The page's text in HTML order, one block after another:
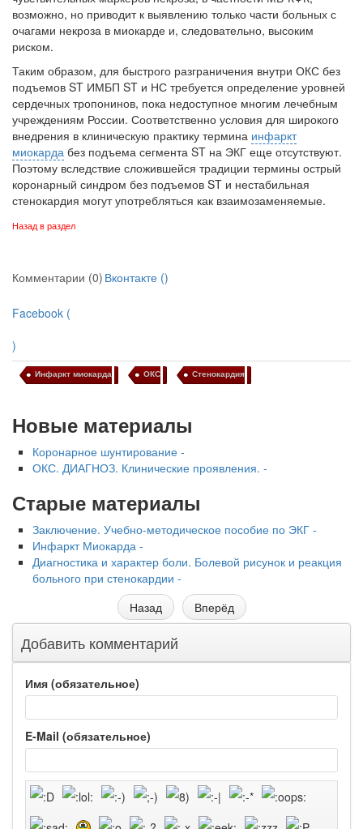
возможно, но приводит к выявлению только части больных с
очагами некроза в миокарде и, следовательно, высоким
риском.
Таким образом, для быстрого разграничения внутри ОКС без
подъемов ST ИМБП ST и НС требуется определение уровней
сердечных тропонинов, пока недоступное мно­гим лечебным
учреждениям России. Соответственно условия для широкого
внедре­ния в клиническую практику термина инфаркт
миокарда без подъема сегмента ST на ЭКГ еще отсутствуют.
Поэтому вследствие сложившейся традиции термины острый
коронарный синдром без подъемов ST и нестабильная
стенокардия могут употреб­ляться как взаимозаменяемые.
Назад в раздел
Комментарии (0) Вконтакте ()
Facebook (
)
Инфаркт миокарда ОКС Стенокардия
Новые материалы
Коронарное шунтирование -
ОКС. ДИАГНОЗ. Клинические проявления. -
Старые материалы
Заключение. Учебно-методическое пособие по ЭКГ -
Инфаркт Миокарда -
Диагностика и характер боли. Болевой рисунок и реакция
больного при стенокардии -
Назад
Вперёд
Добавить комментарий
Имя (обязательное)
E-Mail (обязательное)